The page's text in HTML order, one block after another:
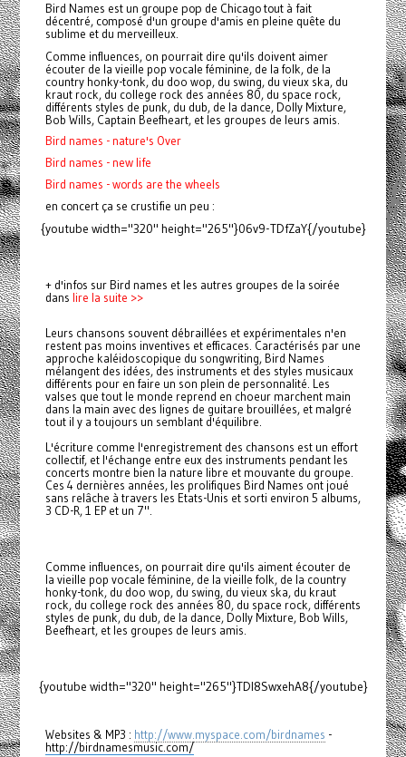
Bird Names est un groupe pop de Chicago tout à fait
décentré, composé d'un groupe d'amis en pleine quête du
sublime et du merveilleux.
Comme influences, on pourrait dire qu'ils doivent aimer
écouter de la vieille pop vocale féminine, de la folk, de la
country honky-tonk, du doo wop, du swing, du vieux ska, du
kraut rock, du college rock des années 80, du space rock,
différents styles de punk, du dub, de la dance, Dolly Mixture,
Bob Wills, Captain Beefheart, et les groupes de leurs amis.
Bird names - nature's Over
Bird names - new life
Bird names - words are the wheels
en concert ça se crustifie un peu :
{youtube width="320" height="265"}06v9-TDfZaY{/youtube}
+ d'infos sur Bird names et les autres groupes de la soirée
dans lire la suite >>
Leurs chansons souvent débraillées et expérimentales n'en
restent pas moins inventives et efficaces. Caractérisés par une
approche kaléidoscopique du songwriting, Bird Names
mélangent des idées, des instruments et des styles musicaux
différents pour en faire un son plein de personnalité. Les
valses que tout le monde reprend en choeur marchent main
dans la main avec des lignes de guitare brouillées, et malgré
tout il y a toujours un semblant d'équilibre.
L'écriture comme l'enregistrement des chansons est un effort
collectif, et l'échange entre eux des instruments pendant les
concerts montre bien la nature libre et mouvante du groupe.
Ces 4 dernières années, les prolifiques Bird Names ont joué
sans relâche à travers les Etats-Unis et sorti environ 5 albums,
3 CD-R, 1 EP et un 7".
Comme influences, on pourrait dire qu'ils aiment écouter de
la vieille pop vocale féminine, de la vieille folk, de la country
honky-tonk, du doo wop, du swing, du vieux ska, du kraut
rock, du college rock des années 80, du space rock, différents
styles de punk, du dub, de la dance, Dolly Mixture, Bob Wills,
Beefheart, et les groupes de leurs amis.
{youtube width="320" height="265"}TDl8SwxehA8{/youtube}
Websites & MP3 : http://www.myspace.com/birdnames -
http://birdnamesmusic.com/